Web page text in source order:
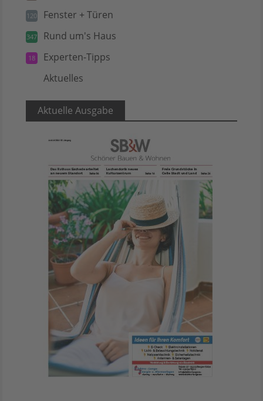
120 Fenster + Türen
347 Rund um's Haus
18 Experten-Tipps
Aktuelles
Aktuelle Ausgabe